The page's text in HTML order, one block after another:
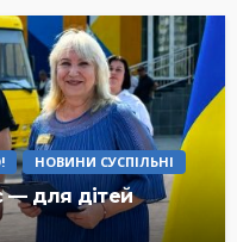
НОВИНИ СУСПІЛЬНІ
— для дітей